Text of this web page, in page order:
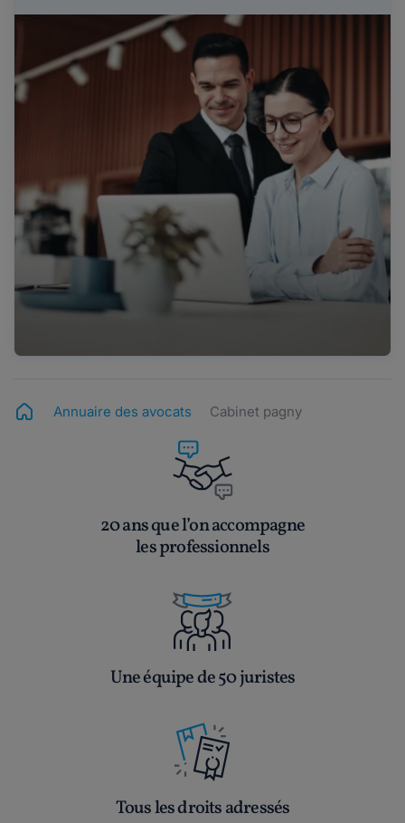
Annuaire des avocats Cabinet pagny
20 ans que l’on accompagne
les professionnels
Une équipe de 50 juristes
Tous les droits adressés